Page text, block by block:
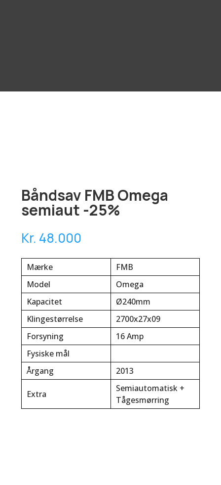
Båndsav FMB Omega
semiaut -25%
Kr. 48.000
Mærke
FMB
Model
Omega
Kapacitet
Ø240mm
Klingestørrelse
2700x27x09
Forsyning
16 Amp
Fysiske mål
Årgang
2013
Extra
Semiautomatisk +
Tågesmørring